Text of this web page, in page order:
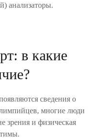
анализаторы.
в какие
сведения о
многие люди
зрения и физическая